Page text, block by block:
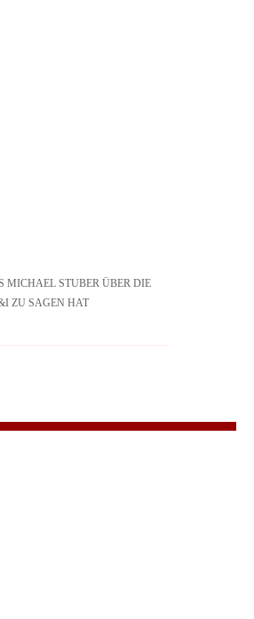
MICHAEL STUBER ÜBER DIE
ZU SAGEN HAT